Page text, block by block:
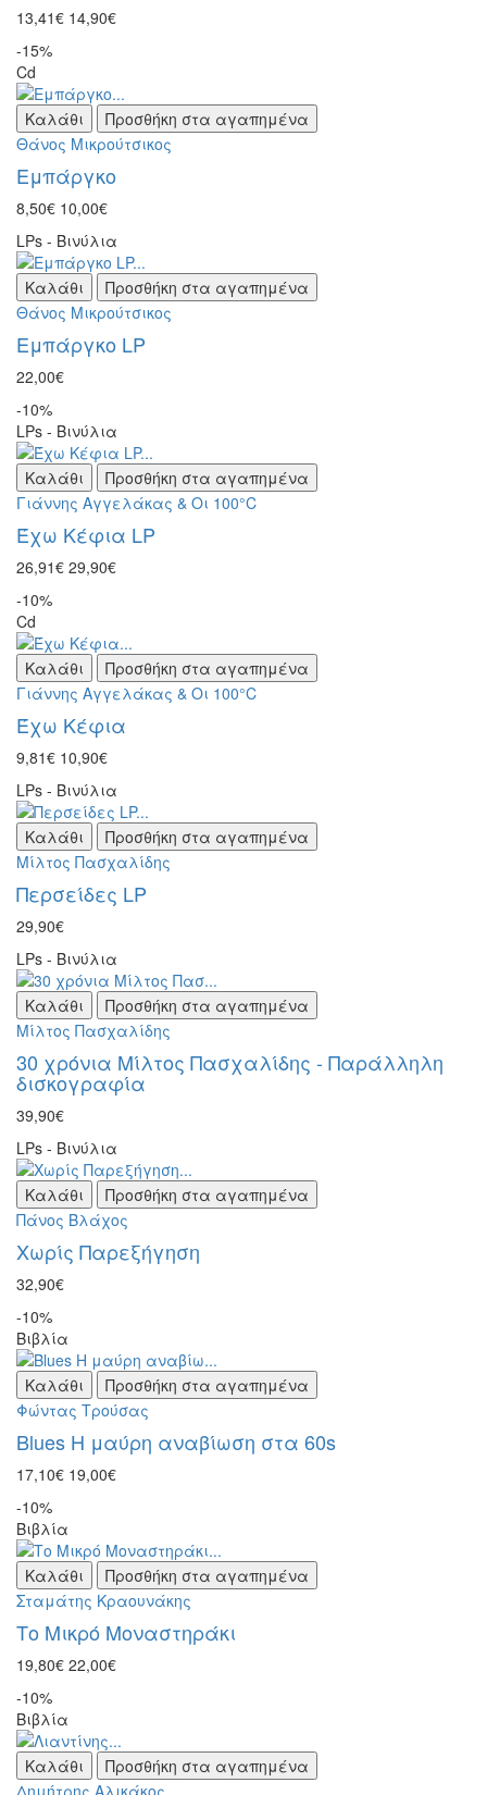
13,41€ 14,90€
-15%
Cd
Καλάθι
Προσθήκη στα αγαπημένα
Θάνος Μικρούτσικος
Εμπάργκο
8,50€ 10,00€
LPs - Βινύλια
Καλάθι
Προσθήκη στα αγαπημένα
Θάνος Μικρούτσικος
Εμπάργκο LP
22,00€
-10%
LPs - Βινύλια
Καλάθι
Προσθήκη στα αγαπημένα
Γιάννης Αγγελάκας & Οι 100°C
Έχω Κέφια LP
26,91€ 29,90€
-10%
Cd
Καλάθι
Προσθήκη στα αγαπημένα
Γιάννης Αγγελάκας & Οι 100°C
Έχω Κέφια
9,81€ 10,90€
LPs - Βινύλια
Καλάθι
Προσθήκη στα αγαπημένα
Μίλτος Πασχαλίδης
Περσείδες LP
29,90€
LPs - Βινύλια
Καλάθι
Προσθήκη στα αγαπημένα
Μίλτος Πασχαλίδης
30 χρόνια Μίλτος Πασχαλίδης - Παράλληλη
δισκογραφία
39,90€
LPs - Βινύλια
Καλάθι
Προσθήκη στα αγαπημένα
Πάνος Βλάχος
Χωρίς Παρεξήγηση
32,90€
-10%
Βιβλία
Καλάθι
Προσθήκη στα αγαπημένα
Φώντας Τρούσας
Blues Η μαύρη αναβίωση στα 60s
17,10€ 19,00€
-10%
Βιβλία
Καλάθι
Προσθήκη στα αγαπημένα
Σταμάτης Κραουνάκης
Το Μικρό Μοναστηράκι
19,80€ 22,00€
-10%
Βιβλία
Καλάθι
Προσθήκη στα αγαπημένα
Δημήτρης Αλικάκος